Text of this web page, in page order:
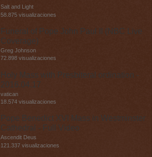
Salt and Light
58.875 visualizaciones
Funeral of Pope John Paul II (NBC Live
Coverage)
Greg Johnson
72.898 visualizaciones
Holy Mass with Presbiteral ordination -
2016.04.17
vatican
18.574 visualizaciones
Pope Benedict XVI Mass in Westminster
Cathedral - Full Video
Ascendit Deus
121.337 visualizaciones